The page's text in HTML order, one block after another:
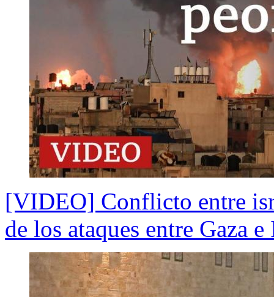
[VIDEO] Conflicto entre
de los ataques entre Gaza e